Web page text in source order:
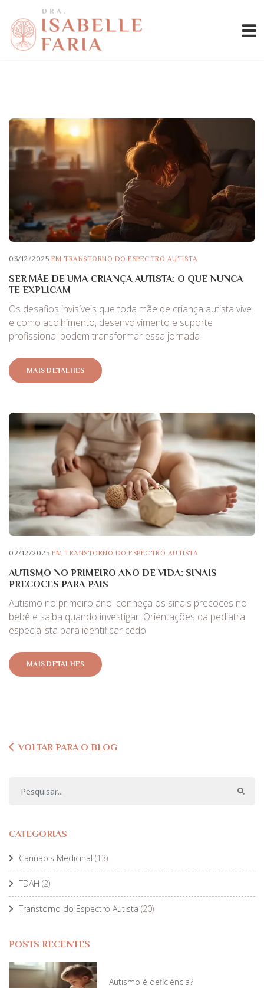
03/12/2025 EM TRANSTORNO DO ESPECTRO AUTISTA
SER MÃE DE UMA CRIANÇA AUTISTA: O QUE NUNCA
TE EXPLICAM
Os desafios invisíveis que toda mãe de criança autista vive
e como acolhimento, desenvolvimento e suporte
profissional podem transformar essa jornada
MAIS DETALHES
02/12/2025 EM TRANSTORNO DO ESPECTRO AUTISTA
AUTISMO NO PRIMEIRO ANO DE VIDA: SINAIS
PRECOCES PARA PAIS
Autismo no primeiro ano: conheça os sinais precoces no
bebê e saiba quando investigar. Orientações da pediatra
especialista para identificar cedo
MAIS DETALHES
VOLTAR PARA O BLOG
CATEGORIAS
Cannabis Medicinal (13)
TDAH (2)
Transtorno do Espectro Autista (20)
POSTS RECENTES
Autismo é deficiência?